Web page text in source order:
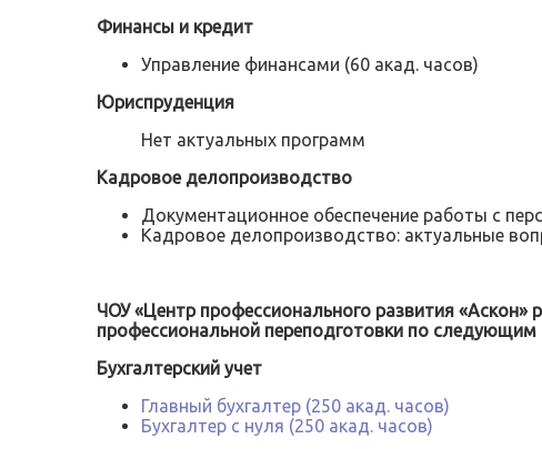
Финансы и кредит
Управление финансами (60 акад. часов)
Юриспруденция
Нет актуальных программ
Кадровое делопроизводство
Документационное обеспечение работы с
Кадровое делопроизводство: актуальные
ЧОУ «Центр профессионального развития
профессиональной переподготовки по следующим
Бухгалтерский учет
Главный бухгалтер (250 акад. часов)
Бухгалтер с нуля (250 акад. часов)